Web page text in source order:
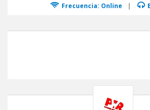
Frecuencia: Online |